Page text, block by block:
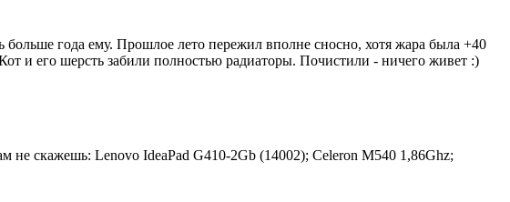
года ему. Прошлое лето пережил вполне сносно, хотя жара была +40
и его шерсть забили полностью радиаторы. Почистили - ничего живет :)
не скажешь: Lenovo IdeaPad G410-2Gb (14002); Celeron M540 1,86Ghz;